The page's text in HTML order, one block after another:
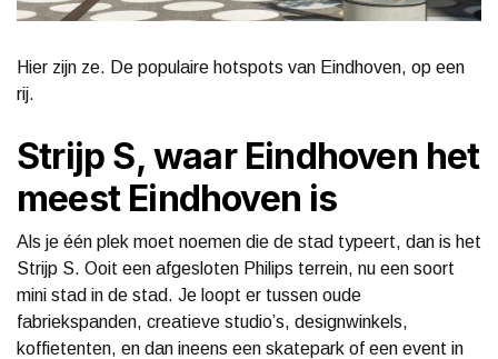
Hier zijn ze. De populaire hotspots van Eindhoven, op een
rij.
Strijp S, waar Eindhoven het
meest Eindhoven is
Als je één plek moet noemen die de stad typeert, dan is het
Strijp S. Ooit een afgesloten Philips terrein, nu een soort
mini stad in de stad. Je loopt er tussen oude
fabriekspanden, creatieve studio’s, designwinkels,
koffietenten, en dan ineens een skatepark of een event in